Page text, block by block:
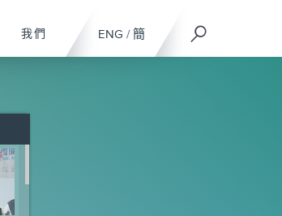
ENG / 簡
我們